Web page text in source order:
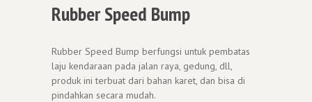
Rubber Speed Bump
Rubber Speed Bump berfungsi untuk pembatas
laju kendaraan pada jalan raya, gedung, dll,
produk ini terbuat dari bahan karet, dan bisa di
pindahkan secara mudah.